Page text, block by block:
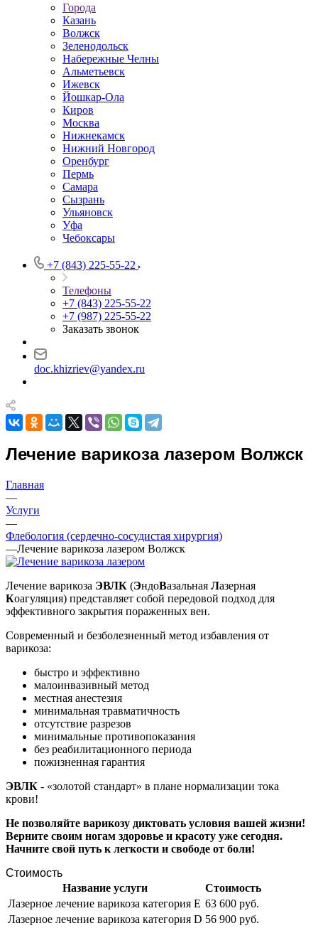
Города
Казань
Волжск
Зеленодольск
Набережные Челны
Альметьевск
Ижевск
Йошкар-Ола
Киров
Москва
Нижнекамск
Нижний Новгород
Оренбург
Пермь
Самара
Сызрань
Ульяновск
Уфа
Чебоксары
+7 (843) 225-55-22
Телефоны
+7 (843) 225-55-22
+7 (987) 225-55-22
Заказать звонок
doc.khizriev@yandex.ru
Лечение варикоза лазером Волжск
Главная
—
Услуги
—
Флебология (сердечно-сосудистая хирургия)
—Лечение варикоза лазером Волжск
Лечение варикоза ЭВЛК (ЭндоВазальная Лазерная
Коагуляция) представляет собой передовой подход для
эффективного закрытия пораженных вен.
Современный и безболезненный метод избавления от
варикоза:
быстро и эффективно
малоинвазивный метод
местная анестезия
минимальная травматичность
отсутствие разрезов
минимальные противопоказания
без реабилитационного периода
пожизненная гарантия
ЭВЛК - «золотой стандарт» в плане нормализации тока
крови!
Не позволяйте варикозу диктовать условия вашей жизни!
Верните своим ногам здоровье и красоту уже сегодня.
Начните свой путь к легкости и свободе от боли!
Стоимость
Название услуги
Стоимость
Лазерное лечение варикоза категория E 63 600 руб.
Лазерное лечение варикоза категория D 56 900 руб.